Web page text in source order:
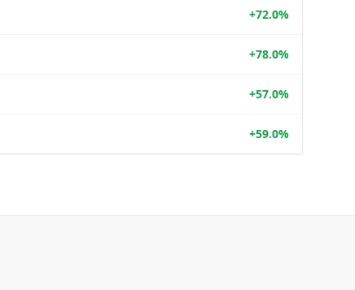
+72.0%
+78.0%
+57.0%
+59.0%